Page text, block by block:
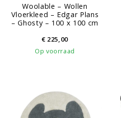
Woolable – Wollen
Vloerkleed – Edgar Plans
– Ghosty – 100 x 100 cm
€225,00
Op voorraad